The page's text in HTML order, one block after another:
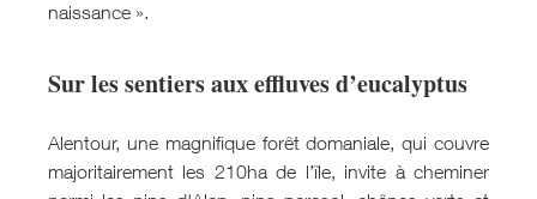
naissance ».
Sur les sentiers aux effluves d’eucalyptus
Alentour, une magnifique forêt domaniale, qui couvre
majoritairement les 210ha de l’île, invite à cheminer